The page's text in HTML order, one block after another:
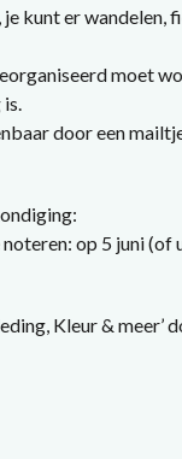
kunt er wandelen,
moet
door een
noteren: op 5 juni
Kleur & meer’